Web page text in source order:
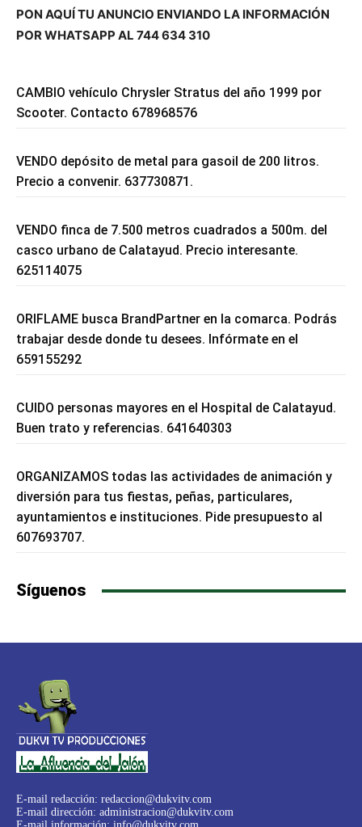
PON AQUÍ TU ANUNCIO ENVIANDO LA INFORMACIÓN
POR WHATSAPP AL 744 634 310
CAMBIO vehículo Chrysler Stratus del año 1999 por
Scooter. Contacto 678968576
VENDO depósito de metal para gasoil de 200 litros.
Precio a convenir. 637730871.
VENDO finca de 7.500 metros cuadrados a 500m. del
casco urbano de Calatayud. Precio interesante.
625114075
ORIFLAME busca BrandPartner en la comarca. Podrás
trabajar desde donde tu desees. Infórmate en el
659155292
CUIDO personas mayores en el Hospital de Calatayud.
Buen trato y referencias. 641640303
ORGANIZAMOS todas las actividades de animación y
diversión para tus fiestas, peñas, particulares,
ayuntamientos e instituciones. Pide presupuesto al
607693707.
Síguenos
E-mail redacción: redaccion@dukvitv.com
E-mail dirección: administracion@dukvitv.com